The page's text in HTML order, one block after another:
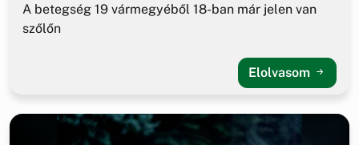
A betegség 19 vármegyéből 18-ban már jelen van
szőlőn
Elolvasom